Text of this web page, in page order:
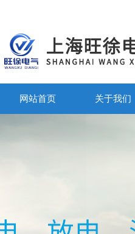
网站首页 关于我们